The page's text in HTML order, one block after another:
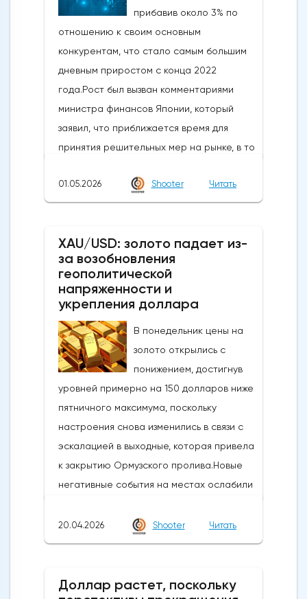
прибавив около 3% по
отношению к своим основным
конкурентам, что стало самым большим
дневным приростом с конца 2022
года.Рост был вызван комментариями
министра финансов Японии, который
заявил, что приближается время для
принятия решительных мер на рынке, в то
ссылкой на правительство и центральный
банк говорилось, что японские власти
поддержать иену, которая достигла самых
низких уровней с середины 2024 года,
когда проводилась последняя
интервенция. произошло.Сегодняшние
действия следуют недавнему сообщению
о готовности властей вмешаться, когда
пара USDJPY преодолеет сопротивление
уровней, которые в последний раз
торговались в конце февраля, и
ознаменовало коррекцию почти на 61,8%
от ралли 152,39/160,72, при этом
значительный медвежий сигнал был
облако Ишимоку (расположенное между
действий (резкий нисходящий импульс
01.05.2026 Shooter Читать
XAU/USD: золото падает из-
за возобновления
геополитической
напряженности и
укрепления доллара
В понедельник цены на
золото открылись с
понижением, достигнув
уровней примерно на 150 долларов ниже
пятничного максимума, поскольку
настроения снова изменились в связи с
эскалацией в выходные, которая привела
к закрытию Ормузского пролива.Новые
негативные события на местах ослабили
инфляции и других факторов, связанных с
военной обстановкой, а также
нефть.Техническая картина, однако,
20.04.2026 Shooter Читать
Доллар растет, поскольку